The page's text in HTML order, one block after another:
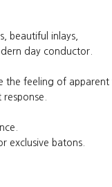
beautiful inlays,
day conductor.
feeling of apparent
exclusive batons.